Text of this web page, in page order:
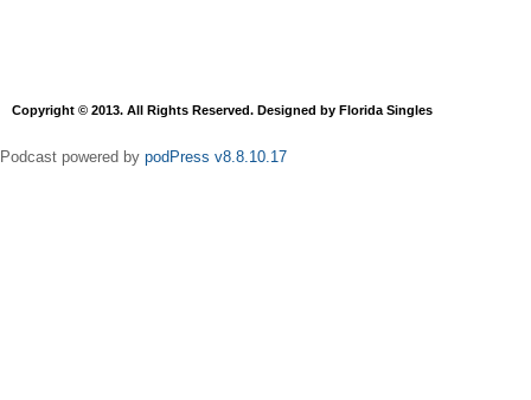
Copyright © 2013. All Rights Reserved. Designed by Florida Singles
Podcast powered by podPress v8.8.10.17